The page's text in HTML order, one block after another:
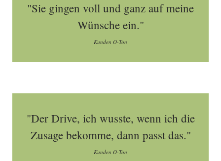
"Sie gingen voll und ganz auf meine
Wünsche ein."
Kunden O-Ton
"Der Drive, ich wusste, wenn ich die
Zusage bekomme, dann passt das."
Kunden O-Ton